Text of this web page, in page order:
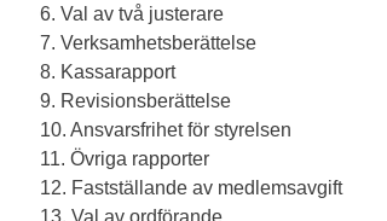
6. Val av två justerare
7. Verksamhetsberättelse
8. Kassarapport
9. Revisionsberättelse
10. Ansvarsfrihet för styrelsen
11. Övriga rapporter
12. Fastställande av medlemsavgift
13. Val av ordförande